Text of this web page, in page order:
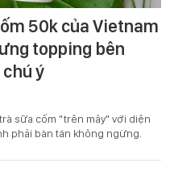
50k của Vietnam
topping bên
ý
sữa cốm "trên mây" với diện
phải bàn tán không ngừng.